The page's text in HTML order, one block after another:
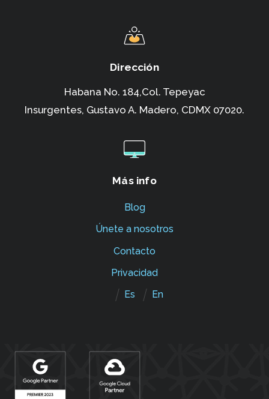
Dirección
Habana No. 184,Col. Tepeyac
Insurgentes, Gustavo A. Madero, CDMX 07020.
Más info
Blog
Únete a nosotros
Contacto
Privacidad
Es
En